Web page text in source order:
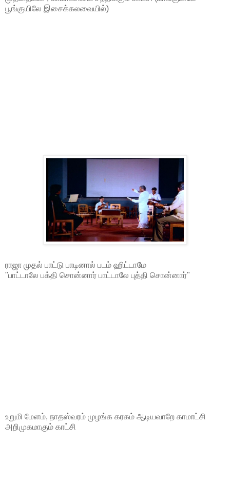
பூங்குயிலே இசைக்கலவையில்)
ராஜா முதல் பாட்டு பாடினால் படம் ஹிட்டாமே
"பாட்டாலே பக்தி சொன்னார் பாட்டாலே புத்தி சொன்னார்"
உறுமி மேளம், நாதஸ்வரம் முழங்க கரகம் ஆடியவாறே காமாட்சி
அறிமுகமாகும் காட்சி